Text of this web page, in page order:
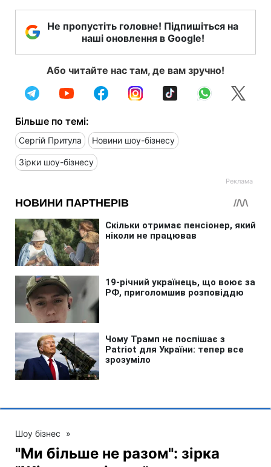
Не пропустіть головне! Підпишіться на
наші оновлення в Google!
Або читайте нас там, де вам зручно!
Більше по темі:
Сергій Притула Новини шоу-бізнесу
Зірки шоу-бізнесу
Шоу бізнес »
"Ми більше не разом": зірка